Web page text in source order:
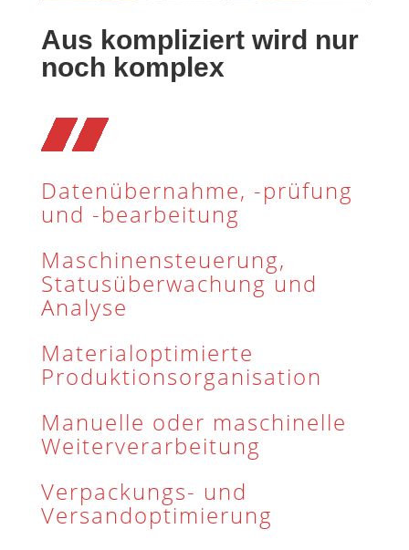
Aus kompliziert wird nur
noch komplex
Datenübernahme, -prüfung
und -bearbeitung
Maschinensteuerung,
Statusüberwachung und
Analyse
Materialoptimierte
Produktionsorganisation
Manuelle oder maschinelle
Weiterverarbeitung
Verpackungs- und
Versandoptimierung